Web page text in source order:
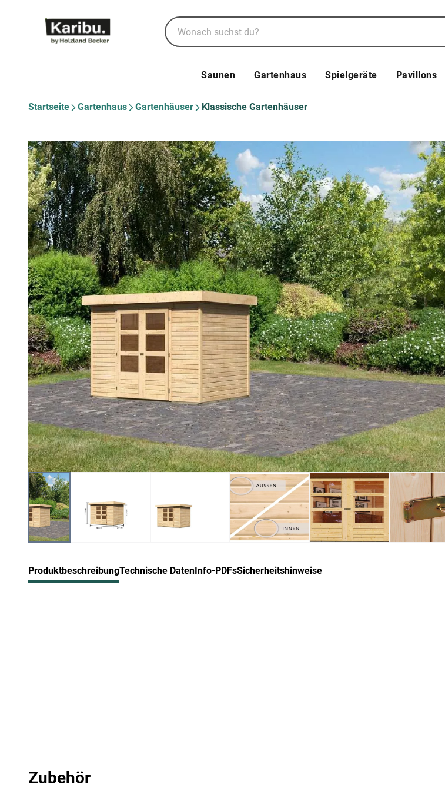
Saunen Gartenhaus Spielgeräte Pavillons
Startseite Gartenhaus Gartenhäuser Klassische Gartenhäuser
ProduktbeschreibungTechnische DatenInfo-PDFsSicherheitshinweise
Ein Gartenhaus mit Systembauweise ist eine günstige Alternative zur Blockbohlenbauweise. Bei dieser
Zubehör